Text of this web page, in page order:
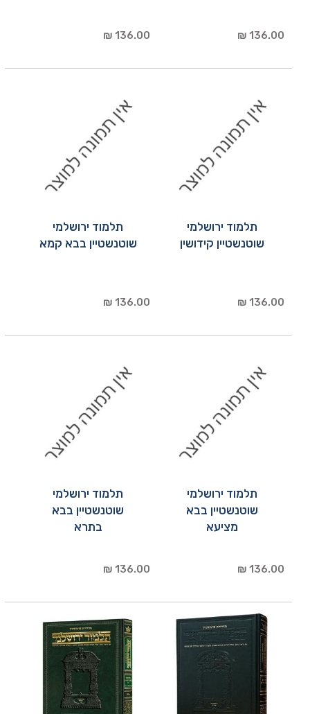
136.00 ₪
136.00 ₪
תלמוד ירושלמי
שוטנשטיין קידושין
136.00 ₪
תלמוד ירושלמי
שוטנשטיין בבא קמא
136.00 ₪
תלמוד ירושלמי
שוטנשטיין בבא
מציעא
136.00 ₪
תלמוד ירושלמי
שוטנשטיין בבא
בתרא
136.00 ₪